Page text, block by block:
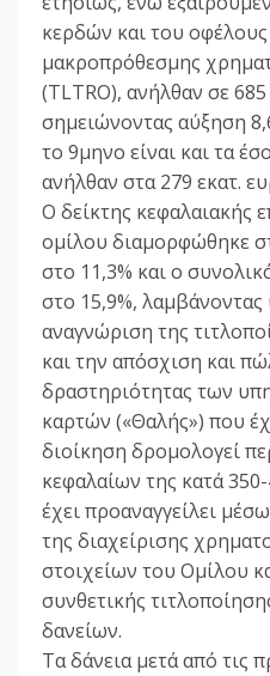
κερδών και του
μακροπρόθεσμης
(TLTRO), ανήλθαν σε
σημειώνοντας αύξηση
το 9μηνο είναι και τα
ανήλθαν στα 279 εκατ.
Ο δείκτης κεφαλαιακής
ομίλου διαμορφώθηκε
στο 11,3% και ο
στο 15,9%,
αναγνώριση της
και την απόσχιση και
δραστηριότητας των
καρτών («Θαλής») που
διοίκηση δρομολογεί
κεφαλαίων της κατά
έχει προαναγγείλει
της διαχείρισης
στοιχείων του Ομίλου
συνθετικής
δανείων.
Τα δάνεια μετά από τις